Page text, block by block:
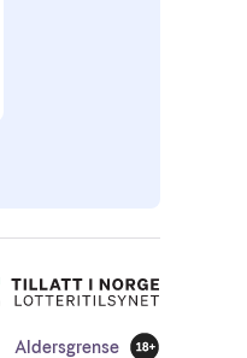
Aldersgrense